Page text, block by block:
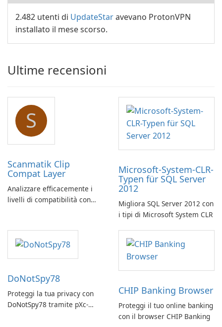
2.482 utenti di UpdateStaravevano ProtonVPN
installato il mese scorso.
Ultime recensioni
S
Scanmatik Clip
Compat Layer
Analizzare efficacemente i
livelli di compatibilità con
Microsoft-System-CLR-
Typen für SQL Server
2012
Migliora SQL Server 2012 con
i tipi di Microsoft System CLR
DoNotSpy78
Proteggi la tua privacy con
DoNotSpy78 tramite pXc-
CHIP Banking Browser
Proteggi il tuo online banking
con il browser CHIP Banking